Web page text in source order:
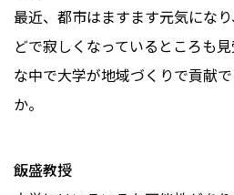
最近、都市はますます元気にな
どで寂しくなっているところも
な中で大学が地域づくりで貢献
か。
飯盛教授